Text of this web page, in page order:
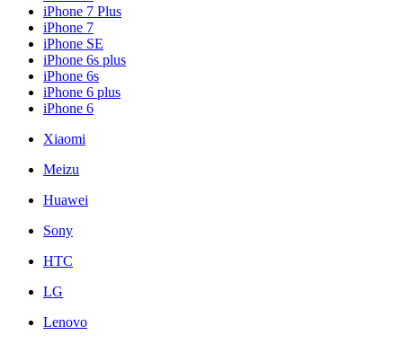
iPhone 7 Plus
iPhone 7
iPhone SE
iPhone 6s plus
iPhone 6s
iPhone 6 plus
iPhone 6
Xiaomi
Meizu
Huawei
Sony
HTC
LG
Lenovo